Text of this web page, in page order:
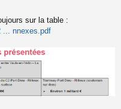
sur la table :
... nnexes.pdf